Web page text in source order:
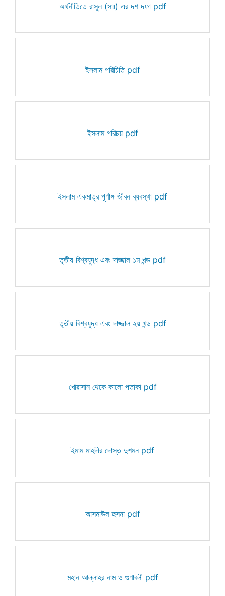
অর্থনীতিতে রাসূল (সাঃ) এর দশ দফা pdf
ইসলাম পরিচিতি pdf
ইসলাম পরিচয় pdf
ইসলাম একমাত্র পূর্ণাঙ্গ জীবন ব্যবস্থা pdf
তৃতীয় বিশ্বযুদ্ধ এবং দাজ্জাল ১ম খন্ড pdf
তৃতীয় বিশ্বযুদ্ধ এবং দাজ্জাল ২য় খন্ড pdf
খোরাসান থেকে কালো পতাকা pdf
ইমাম মাহদীর দোস্ত দুশমন pdf
আসমাউল হুসনা pdf
মহান আল্লাহর নাম ও গুণাবলী pdf